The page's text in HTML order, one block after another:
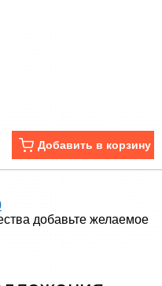
Добавить в корзину
добавьте желаемое